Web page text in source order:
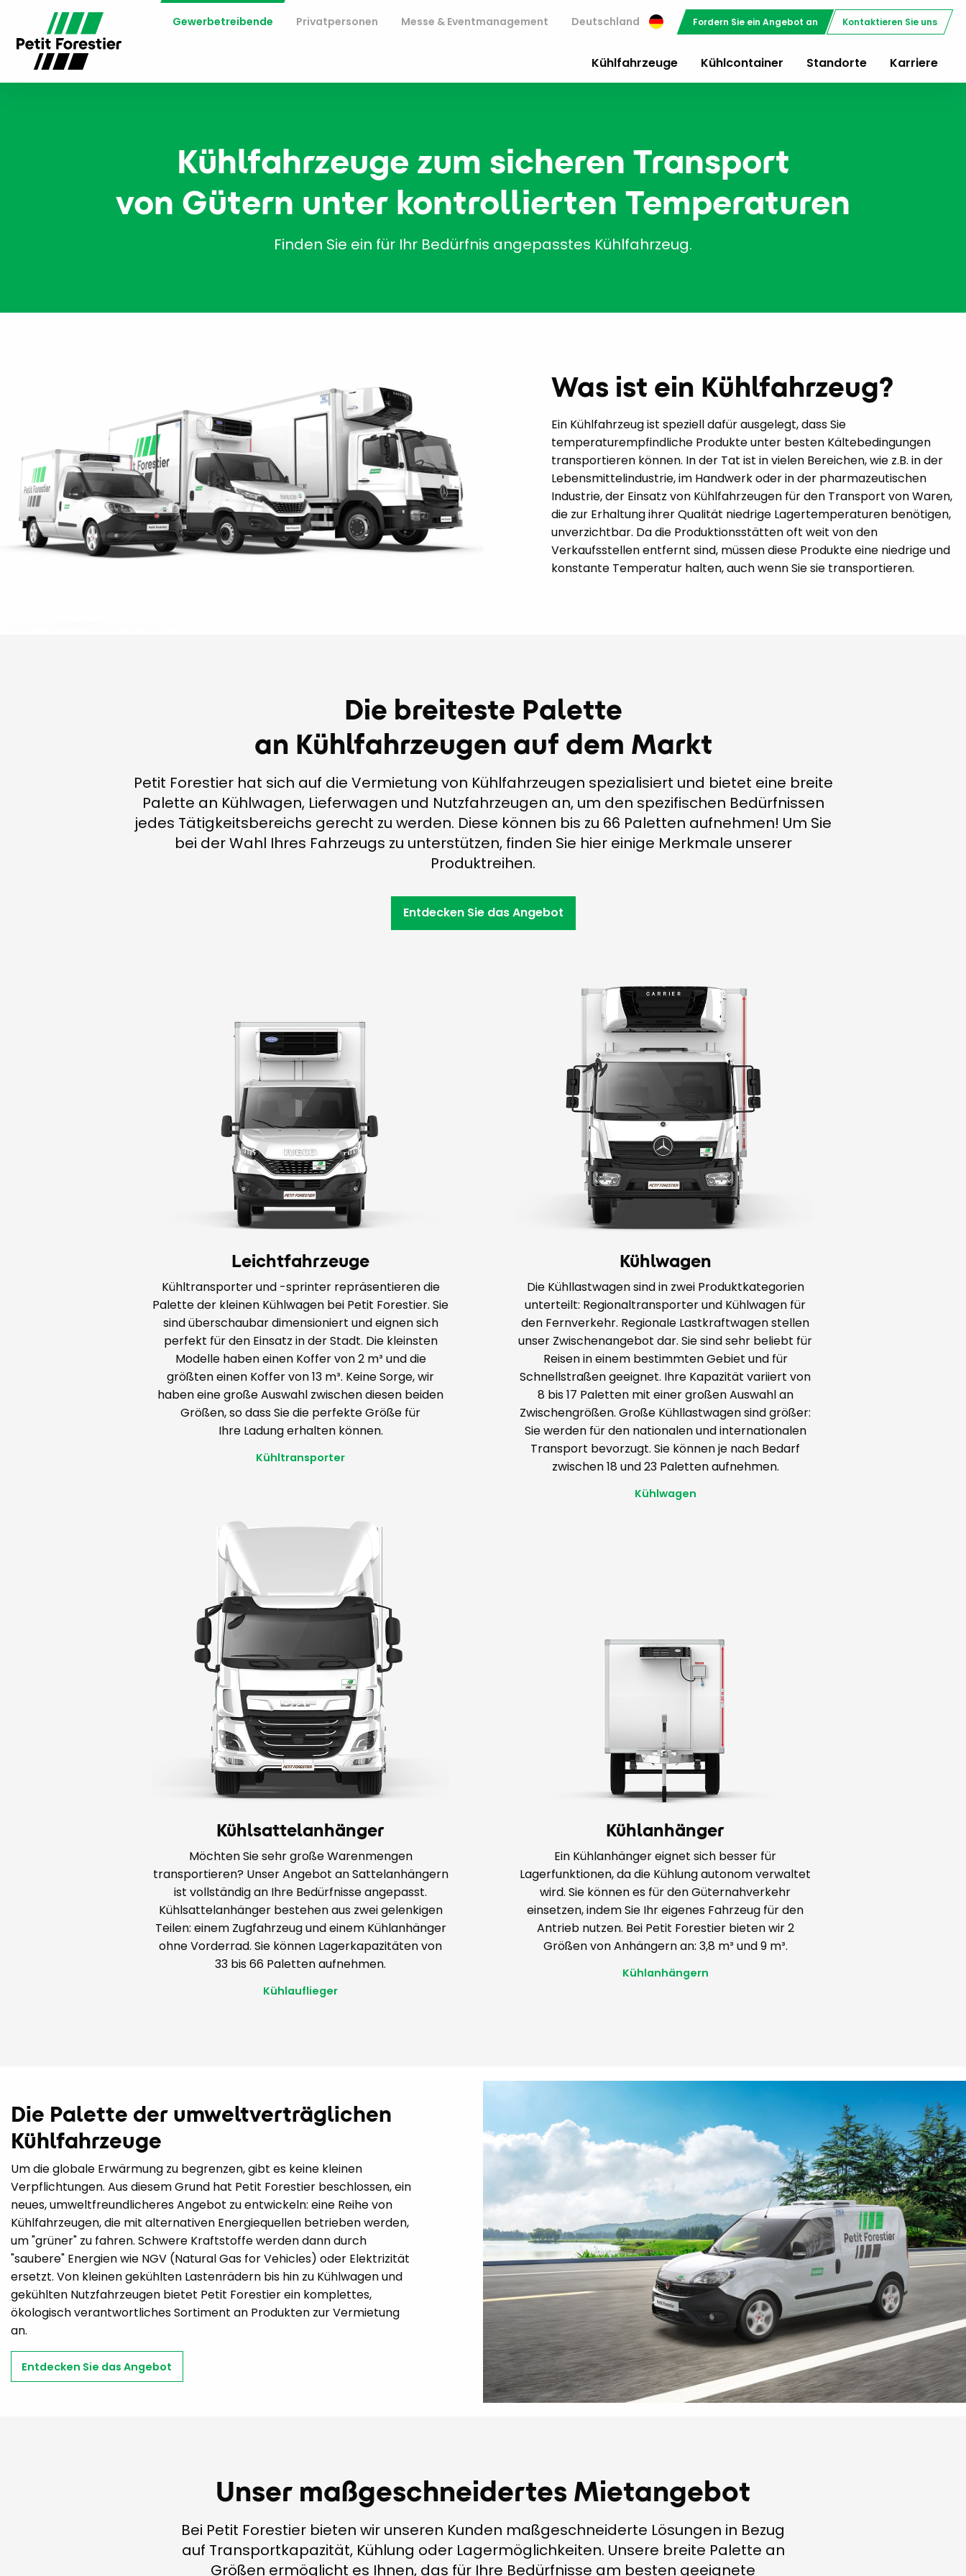
Gewerbetreibende Privatpersonen Messe & Eventmanagement Deutschland Fordern Sie ein Angebot an Kontaktieren Sie uns
Kühlfahrzeuge Kühlcontainer Standorte Karriere
Kühlfahrzeuge zum sicheren Transport
von Gütern unter kontrollierten Temperaturen
Finden Sie ein für Ihr Bedürfnis angepasstes Kühlfahrzeug.
Was ist ein Kühlfahrzeug?
Ein Kühlfahrzeug ist speziell dafür ausgelegt, dass Sie
temperaturempfindliche Produkte unter besten Kältebedingungen
transportieren können. In der Tat ist in vielen Bereichen, wie z.B. in der
Lebensmittelindustrie, im Handwerk oder in der pharmazeutischen
Industrie, der Einsatz von Kühlfahrzeugen für den Transport von Waren,
die zur Erhaltung ihrer Qualität niedrige Lagertemperaturen benötigen,
unverzichtbar. Da die Produktionsstätten oft weit von den
Verkaufsstellen entfernt sind, müssen diese Produkte eine niedrige und
konstante Temperatur halten, auch wenn Sie sie transportieren.
Die breiteste Palette
an Kühlfahrzeugen auf dem Markt
Petit Forestier hat sich auf die Vermietung von Kühlfahrzeugen spezialisiert und bietet eine breite
Palette an Kühlwagen, Lieferwagen und Nutzfahrzeugen an, um den spezifischen Bedürfnissen
jedes Tätigkeitsbereichs gerecht zu werden. Diese können bis zu 66 Paletten aufnehmen! Um Sie
bei der Wahl Ihres Fahrzeugs zu unterstützen, finden Sie hier einige Merkmale unserer
Produktreihen.
Entdecken Sie das Angebot
Leichtfahrzeuge
Kühltransporter und -sprinter repräsentieren die
Palette der kleinen Kühlwagen bei Petit Forestier. Sie
sind überschaubar dimensioniert und eignen sich
perfekt für den Einsatz in der Stadt. Die kleinsten
Modelle haben einen Koffer von 2 m³ und die
größten einen Koffer von 13 m³. Keine Sorge, wir
haben eine große Auswahl zwischen diesen beiden
Größen, so dass Sie die perfekte Größe für
Ihre Ladung erhalten können.
Kühltransporter
Kühlwagen
Die Kühllastwagen sind in zwei Produktkategorien
unterteilt: Regionaltransporter und Kühlwagen für
den Fernverkehr. Regionale Lastkraftwagen stellen
unser Zwischenangebot dar. Sie sind sehr beliebt für
Reisen in einem bestimmten Gebiet und für
Schnellstraßen geeignet. Ihre Kapazität variiert von
8 bis 17 Paletten mit einer großen Auswahl an
Zwischengrößen. Große Kühllastwagen sind größer:
Sie werden für den nationalen und internationalen
Transport bevorzugt. Sie können je nach Bedarf
zwischen 18 und 23 Paletten aufnehmen.
Kühlwagen
Kühlsattelanhänger
Möchten Sie sehr große Warenmengen
transportieren? Unser Angebot an Sattelanhängern
ist vollständig an Ihre Bedürfnisse angepasst.
Kühlsattelanhänger bestehen aus zwei gelenkigen
Teilen: einem Zugfahrzeug und einem Kühlanhänger
ohne Vorderrad. Sie können Lagerkapazitäten von
33 bis 66 Paletten aufnehmen.
Kühlauflieger
Kühlanhänger
Ein Kühlanhänger eignet sich besser für
Lagerfunktionen, da die Kühlung autonom verwaltet
wird. Sie können es für den Güternahverkehr
einsetzen, indem Sie Ihr eigenes Fahrzeug für den
Antrieb nutzen. Bei Petit Forestier bieten wir 2
Größen von Anhängern an: 3,8 m³ und 9 m³.
Kühlanhängern
Die Palette der umweltverträglichen
Kühlfahrzeuge
Um die globale Erwärmung zu begrenzen, gibt es keine kleinen
Verpflichtungen. Aus diesem Grund hat Petit Forestier beschlossen, ein
neues, umweltfreundlicheres Angebot zu entwickeln: eine Reihe von
Kühlfahrzeugen, die mit alternativen Energiequellen betrieben werden,
um "grüner" zu fahren. Schwere Kraftstoffe werden dann durch
"saubere" Energien wie NGV (Natural Gas for Vehicles) oder Elektrizität
ersetzt. Von kleinen gekühlten Lastenrädern bis hin zu Kühlwagen und
gekühlten Nutzfahrzeugen bietet Petit Forestier ein komplettes,
ökologisch verantwortliches Sortiment an Produkten zur Vermietung
an.
Entdecken Sie das Angebot
Unser maßgeschneidertes Mietangebot
Bei Petit Forestier bieten wir unseren Kunden maßgeschneiderte Lösungen in Bezug
auf Transportkapazität, Kühlung oder Lagermöglichkeiten. Unsere breite Palette an
Größen ermöglicht es Ihnen, das für Ihre Bedürfnisse am besten geeignete